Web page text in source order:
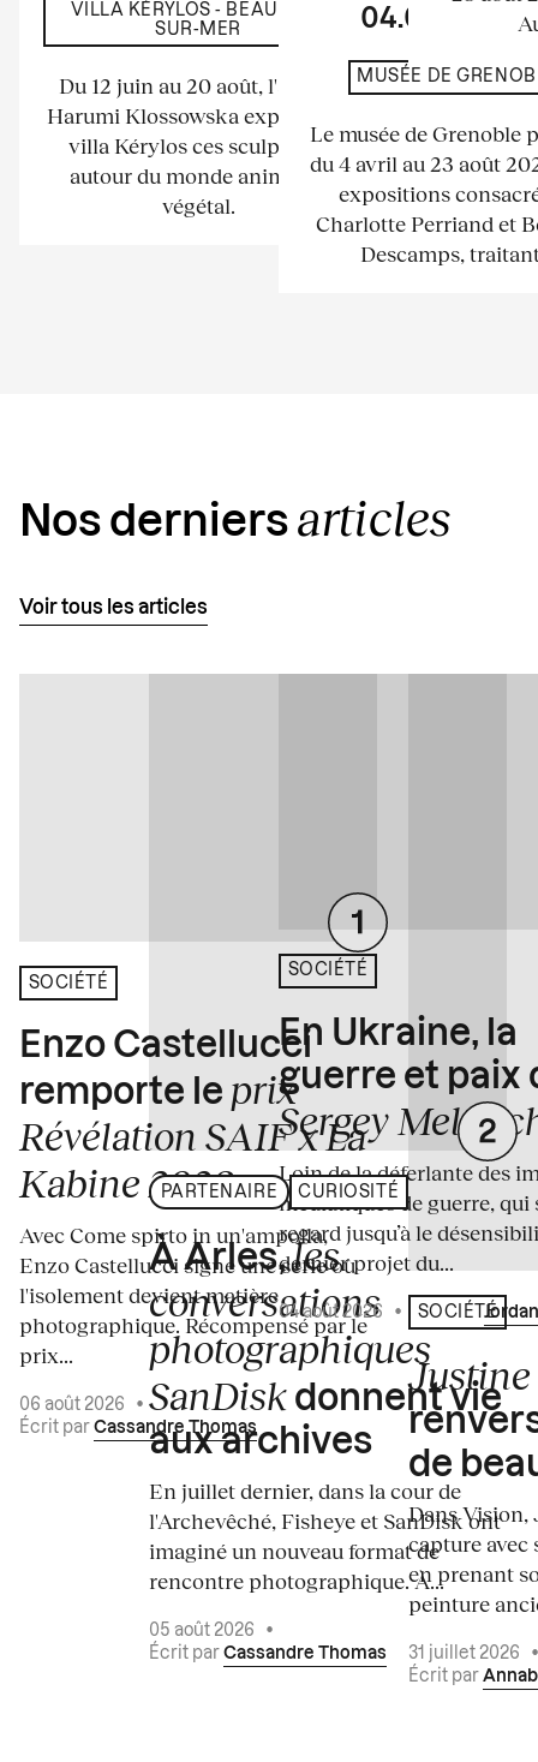
VILLA KÉRYLOS - BEAULIEU-
SUR-MER
Du 12 juin au 20 août, l'artiste
Harumi Klossowska expose à la
villa Kérylos ces sculptures
autour du monde animal et
végétal.
04.04
MUSÉE DE
Le musée de Grenoble
du 4 avril au 23 août
expositions
Charlotte Perriand et
Descamps,
Nos derniers articles
Voir tous les articles
SOCIÉTÉ
Enzo Castellucci
remporte le prix
Révélation SAIF x La
Kabine 2026
Avec Come spirto in un'ampolla,
Enzo Castellucci signe une série où
l'isolement devient matière
photographique. Récompensé par le
prix...
06 août 2026
•
Écrit par Cassandre Thomas
PARTENAIRE CURIOSITÉ
À Arles,les
conversations
photographiques
SanDisk donnent vie
aux archives
En juillet dernier, dans la cour de
l'Archevêché, Fisheye et SanDisk ont
imaginé un nouveau format de
rencontre photographique. À...
05 août 2026
•
Écrit par Cassandre Thomas
SOCIÉTÉ
En Ukraine, la
guerre et paix
Sergey
Loin de la déferlante des
médiatiques de guerre, qui
regard jusqu’à le
dernier projet du...
04 août 2026 • Écrit par
SOCIÉTÉ
de
Dans
capture avec
en prenant
peinture
31 juillet 2026
Écrit par